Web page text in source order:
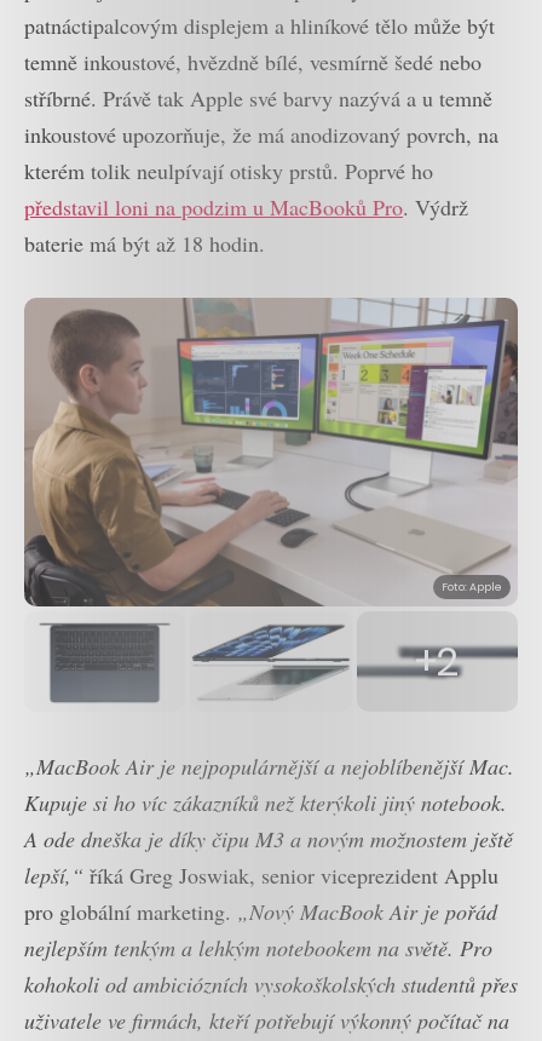
patnáctipalcovým displejem a hliníkové tělo může být
temně inkoustové, hvězdně bílé, vesmírně šedé nebo
stříbrné. Právě tak Apple své barvy nazývá a u temně
inkoustové upozorňuje, že má anodizovaný povrch, na
kterém tolik neulpívají otisky prstů. Poprvé ho
představil loni na podzim u MacBooků Pro. Výdrž
baterie má být až 18 hodin.
Foto: Apple
+2
„MacBook Air je nejpopulárnější a nejoblíbenější Mac.
Kupuje si ho víc zákazníků než kterýkoli jiný notebook.
A ode dneška je díky čipu M3 a novým možnostem ještě
lepší,“ říká Greg Joswiak, senior viceprezident Applu
pro globální marketing. „Nový MacBook Air je pořád
nejlepším tenkým a lehkým notebookem na světě. Pro
kohokoli od ambiciózních vysokoškolských studentů přes
uživatele ve firmách, kteří potřebují výkonný počítač na